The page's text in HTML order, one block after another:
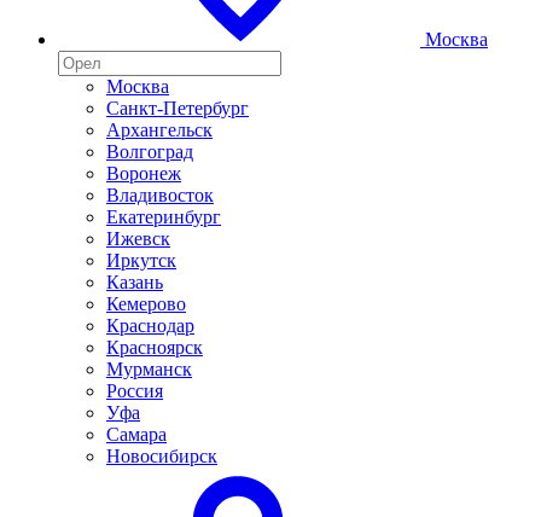
Москва
Москва
Санкт-Петербург
Архангельск
Волгоград
Воронеж
Владивосток
Екатеринбург
Ижевск
Иркутск
Казань
Кемерово
Краснодар
Красноярск
Мурманск
Россия
Уфа
Самара
Новосибирск